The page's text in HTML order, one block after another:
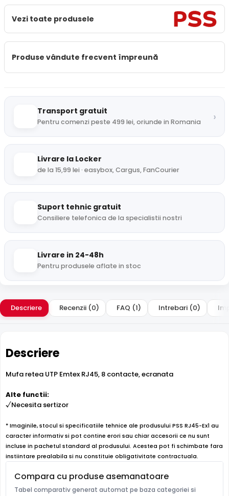
Vezi toate produsele
Produse vândute frecvent împreună
Transport gratuit
Pentru comenzi peste 499 lei, oriunde in Romania ›
Livrare la Locker
de la 15,99 lei · easybox, Cargus, FanCourier
Suport tehnic gratuit
Consiliere telefonica de la specialistii nostri
Livrare in 24-48h
Pentru produsele aflate in stoc
Descriere Recenzii (0) FAQ (1) Intrebari (0)
Descriere
Mufa retea UTP Emtex RJ45, 8 contacte, ecranata
Alte functii:
√Necesita sertizor
* Imaginile, stocul si specificatiile tehnice ale produsului PSS RJ45-Ex1 au
caracter informativ si pot contine erori sau chiar accesorii ce nu sunt
incluse in pachetul standard al produsului. Acestea pot fi schimbate fara
instiintare prealabila si nu constituie obligativitate contractuala.
Compara cu produse asemanatoare
Tabel comparativ generat automat pe baza categoriei si